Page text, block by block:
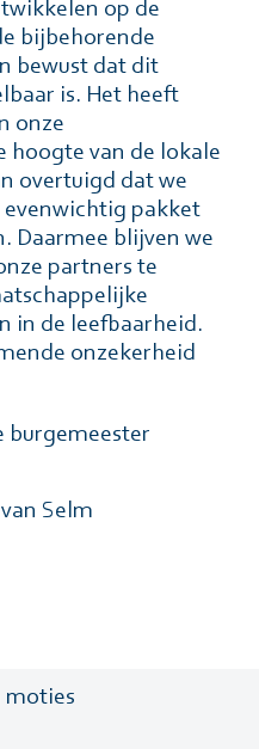
op de
bijbehorende
bewust dat dit
is. Het heeft
onze
hoogte van de lokale
overtuigd dat we
pakket
Daarmee blijven we
partners te
in de leefbaarheid.
onzekerheid
burgemeester
van Selm
moties